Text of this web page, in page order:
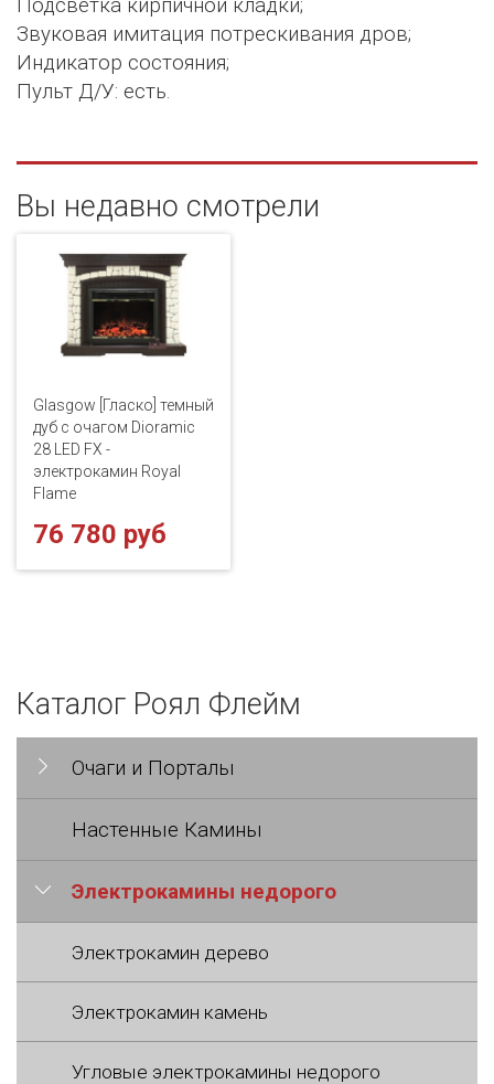
Подсветка кирпичной кладки;
Звуковая имитация потрескивания дров;
Индикатор состояния;
Пульт Д/У: есть.
Вы недавно смотрели
Glasgow [Гласко] темный
дуб с очагом Dioramic
28 LED FX -
электрокамин Royal
Flame
76 780 руб
Каталог Роял Флейм
Очаги и Порталы
Настенные Камины
Электрокамины недорого
Электрокамин дерево
Электрокамин камень
Угловые электрокамины недорого